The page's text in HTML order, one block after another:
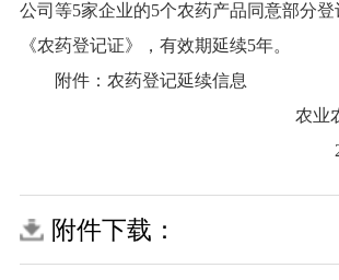
公司等5家企业的5个农药产品同意部分
《农药登记证》，有效期延续5年。
附件：农药登记延续信息
农业
附件下载：